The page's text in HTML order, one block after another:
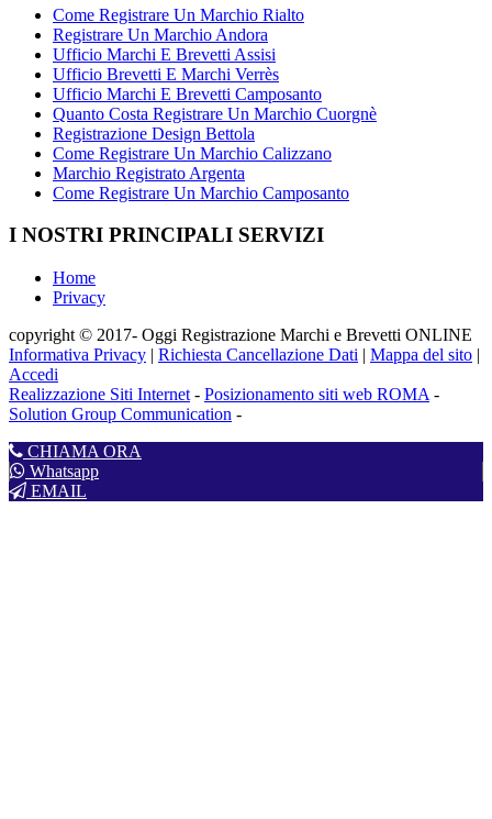
Come Registrare Un Marchio Rialto
Registrare Un Marchio Andora
Ufficio Marchi E Brevetti Assisi
Ufficio Brevetti E Marchi Verrès
Ufficio Marchi E Brevetti Camposanto
Quanto Costa Registrare Un Marchio Cuorgnè
Registrazione Design Bettola
Come Registrare Un Marchio Calizzano
Marchio Registrato Argenta
Come Registrare Un Marchio Camposanto
I NOSTRI PRINCIPALI SERVIZI
Home
Privacy
copyright © 2017- Oggi Registrazione Marchi e Brevetti ONLINE
Informativa Privacy | Richiesta Cancellazione Dati | Mappa del sito |
Accedi
Realizzazione Siti Internet - Posizionamento siti web ROMA -
Solution Group Communication -
CHIAMA ORA
Whatsapp
EMAIL